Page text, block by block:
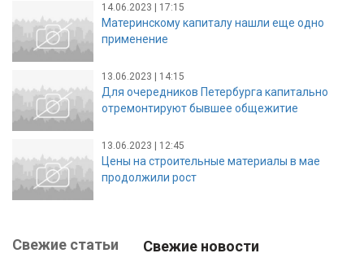
14.06.2023 | 17:15
Материнскому капиталу нашли еще одно
применение
13.06.2023 | 14:15
Для очередников Петербурга капитально
отремонтируют бывшее общежитие
13.06.2023 | 12:45
Цены на строительные материалы в мае
продолжили рост
Свежие статьи Свежие новости